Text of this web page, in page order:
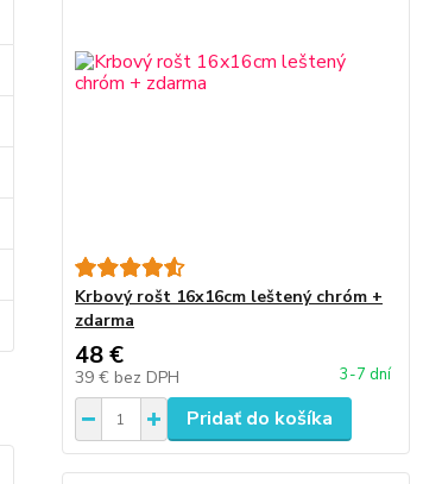
Krbový rošt 16x16cm leštený chróm +
zdarma
48 €
39 € bez DPH 3-7 dní
Pridať do košíka